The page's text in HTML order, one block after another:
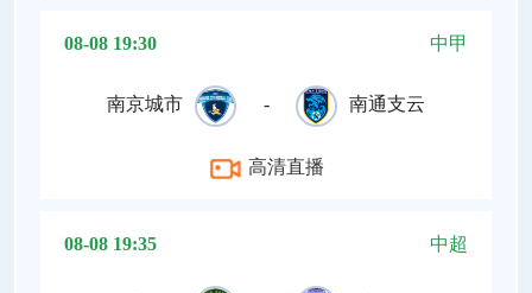
08-08 19:30 中甲
南京城市 - 南通支云
高清直播
08-08 19:35 中超